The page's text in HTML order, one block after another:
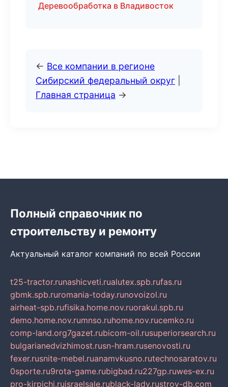
Деревообработка в Владивосток
← Все компании в регионе
Сибирский федеральный округ
Главная страница →
Полный справочник по
строительству и ремонту
Актуальный каталог компаний по всей России
t25-tractor.runashicveti.rualutex.spb.rufas.ru
gbmk.spb.ruromania-today.runovoizol.ru
airheat-spb.rufisika.home.nov.ruorakul.spb.ru
demo.home.nov.rumnso.ruhome.nov.rucemko.ru
comp-land.org7gazet.rubicom-oil.rusuperiorsearch.ru
bulgarianedvizhimost.rusn-hram.rusenovosti.ru
fexer.rusnite-mebel.ruanamvkusno.rutechnosaratov.ru
0sporte.ru9rota-game.rubigbad.ru227gp.ruwes-ex.ru
pro-kirpichi.ruisraelsale.rublack-lady.rustroy-db.com